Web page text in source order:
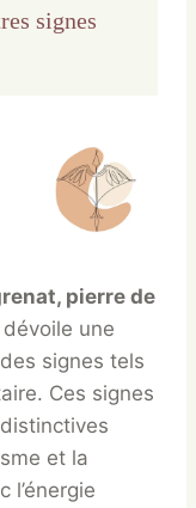
signes
pierre de
dévoile une
signes tels
Ces signes
et la
l’énergie